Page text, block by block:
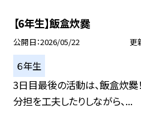
【6年生】飯盒炊爨
公開日 2026/05/22 更
６年生
3日目最後の活動は、飯盒炊爨
分担を工夫したりしながら、...